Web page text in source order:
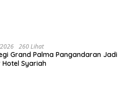
260 Lihat
Grand Palma Pangandaran Jadi
Hotel Syariah